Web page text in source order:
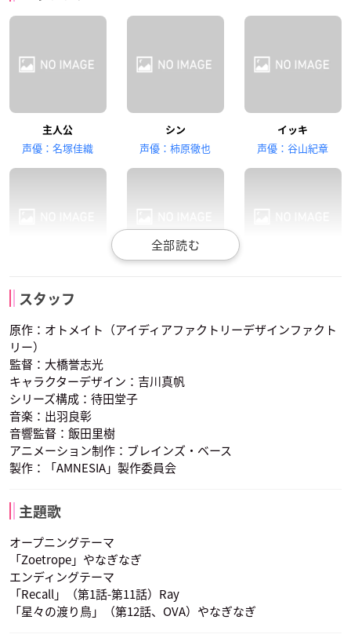
五十嵐裕美
オリオン
森谷里美
サワ
阿久津加菜
ミネ
リカ
主人公
声優：名塚佳織
シン
声優：柿原徹也
イッキ
声優：谷山紀章
声優：石田彰
オリオン
声優：五十嵐裕美 声優：森谷里美
声優：吉田聖子 声優：高橋英則
スタッフ
原作：オトメイト（アイディアファクトリーデザインファクト
リー）
監督：大橋誉志光
キャラクターデザイン：吉川真帆
シリーズ構成：待田堂子
音楽：出羽良彰
音響監督：飯田里樹
アニメーション制作：ブレインズ・ベース
製作：「AMNESIA」製作委員会
主題歌
オープニングテーマ
「Zoetrope」やなぎなぎ
エンディングテーマ
「Recall」（第1話-第11話）Ray
「星々の渡り鳥」（第12話、OVA）やなぎなぎ